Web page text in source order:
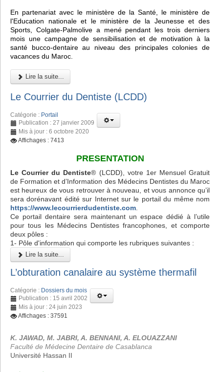
En partenariat avec le ministère de la Santé, le ministère de
l'Education nationale et le ministère de la Jeunesse et des
Sports, Colgate-Palmolive a mené pendant les trois derniers
mois une campagne de sensibilisation et de motivation à la
santé bucco-dentaire au niveau des principales colonies de
vacances du Maroc.
Lire la suite...
Le Courrier du Dentiste (LCDD)
Catégorie : Portail
Publication : 27 janvier 2009
Mis à jour : 6 octobre 2020
Affichages : 7413
PRESENTATION
Le Courrier du Dentiste® (LCDD), votre 1er Mensuel Gratuit
de Formation et d’Information des Médecins Dentistes du Maroc
est heureux de vous retrouver à nouveau, et vous annonce qu’il
sera dorénavant édité sur Internet sur le portail du même nom
https://www.lecourrierdudentiste.com
Ce portail dentaire sera maintenant un espace dédié à l’utile
pour tous les Médecins Dentistes francophones, et comporte
deux pôles :
1- Pôle d'information qui comporte les rubriques suivantes :
Lire la suite...
L’obturation canalaire au système thermafil
Catégorie : Dossiers du mois
Publication : 15 avril 2002
Mis à jour : 24 juin 2023
Affichages : 37591
K. JAWAD, M. JABRI, A. BENNANI, A. ELOUAZZANI
Faculté de Médecine Dentaire de Casablanca
Université Hassan II